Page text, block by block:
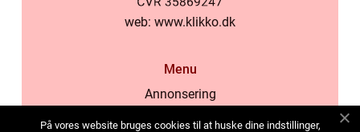
web: www.klikko.dk
Menu
Annonsering
På vores website bruges cookies til at huske dine indstillinger,